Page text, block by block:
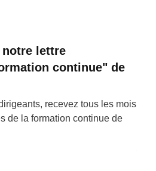
notre lettre
continue" de
recevez tous les mois
de la formation continue de